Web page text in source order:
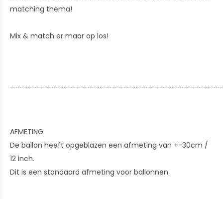
matching thema!
Mix & match er maar op los!
AFMETING
De ballon heeft opgeblazen een afmeting van +-30cm /
12 inch.
Dit is een standaard afmeting voor ballonnen.